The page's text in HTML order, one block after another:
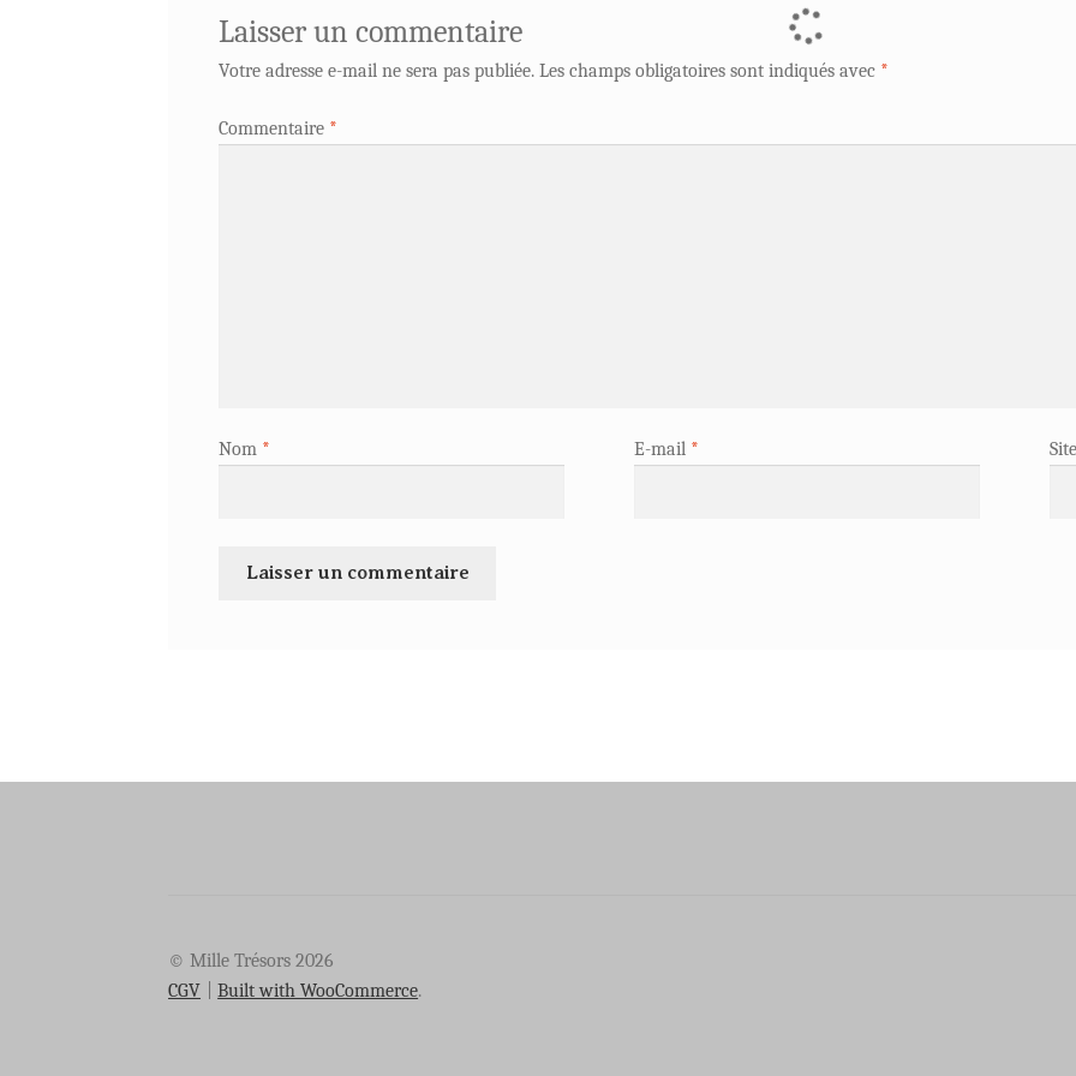
Laisser un commentaire
Votre adresse e-mail ne sera pas publiée. Les champs obligatoires sont indiqués avec *
Commentaire *
Nom * E-mail *
© Mille Trésors 2026
CGV
Built with WooCommerce.